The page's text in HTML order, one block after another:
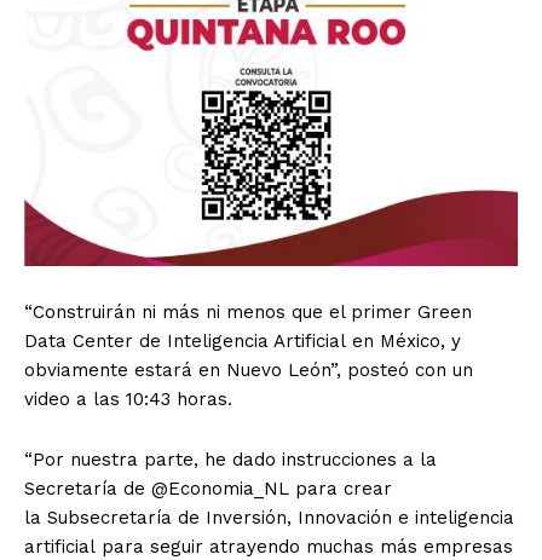
“Construirán ni más ni menos que el primer Green
Data Center de Inteligencia Artificial en México, y
obviamente estará en Nuevo León”, posteó con un
video a las 10:43 horas.
“Por nuestra parte, he dado instrucciones a la
Secretaría de @Economia_NL para crear
la Subsecretaría de Inversión, Innovación e inteligencia
artificial para seguir atrayendo muchas más empresas